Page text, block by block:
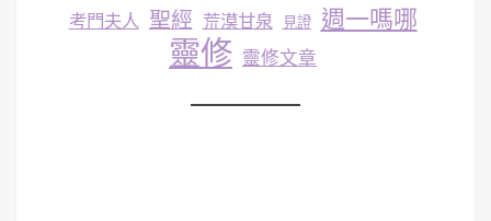
考門夫人 聖經 荒漠甘泉 見證 週一嗎哪
靈修 靈修文章